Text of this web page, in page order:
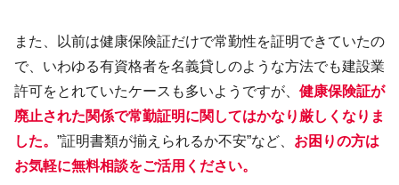
また、以前は健康保険証だけで常勤性を証明できていたの
で、いわゆる有資格者を名義貸しのような方法でも建設業
許可をとれていたケースも多いようですが、 健康保険証が
廃止された関係で常勤証明に関してはかなり厳しくなりま
した。 ”証明書類が揃えられるか不安”など、 お困りの方は
お気軽に無料相談をご活用ください。